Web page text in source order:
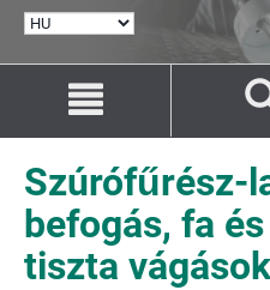
KIVÁLASZTÁSA
tartalomhoz
navigációhoz
Szúrófűrész-
befogás, fa
tiszta vágások